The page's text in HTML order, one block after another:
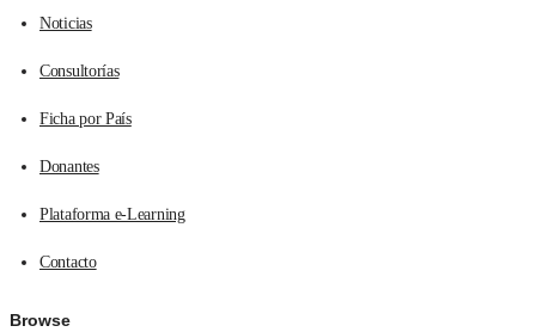
Noticias
Consultorías
Ficha por País
Donantes
Plataforma e-Learning
Contacto
Browse